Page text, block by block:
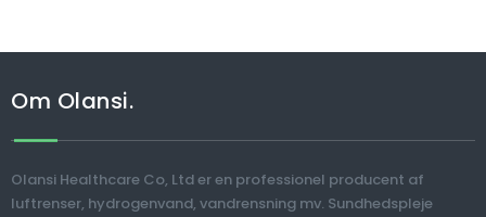
Om Olansi.
Olansi Healthcare Co, Ltd er en professionel producent af
luftrenser, hydrogenvand, vandrensning mv. Sundhedspleje